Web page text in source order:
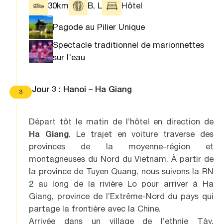
30km
B, L Hôtel
Pagode au Pilier Unique
Spectacle traditionnel de marionnettes
sur l'eau
3 Jour 3 : Hanoi – Ha Giang
Départ tôt le matin de l’hôtel en direction de
Ha Giang. Le trajet en voiture traverse des
provinces de la moyenne-région et
montagneuses du Nord du Vietnam. À partir de
la province de Tuyen Quang, nous suivons la RN
2 au long de la rivière Lo pour arriver à Ha
Giang, province de l’Extrême-Nord du pays qui
partage la frontière avec la Chine.
Arrivée dans un village de l’ethnie Tày,